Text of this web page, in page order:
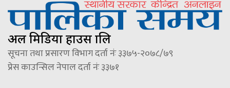
अल मिडिया हाउस प्रालि
सूचना तथा प्रसारण विभाग दर्ता नंः ३३७५-२०७८/७९
प्रेस काउन्सिल नेपाल दर्ता नंः ३३७१